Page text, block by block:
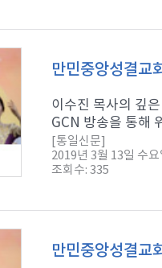
만민중앙성결교
이수진 목사의 깊
GCN 방송을 통해
[통일신문]
2019년 3월 13일 수요
조회수: 335
만민중앙성결교